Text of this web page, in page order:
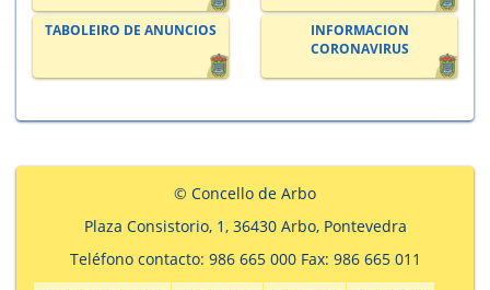
TABOLEIRO DE ANUNCIOS
INFORMACION
CORONAVIRUS
© Concello de Arbo
Plaza Consistorio, 1, 36430 Arbo, Pontevedra
Teléfono contacto: 986 665 000 Fax: 986 665 011